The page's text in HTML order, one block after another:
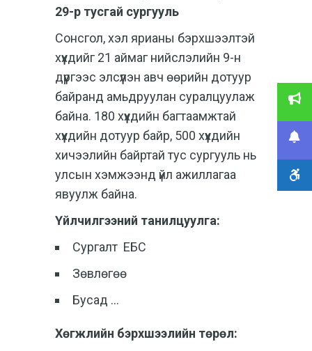
29-р тусгай сургууль
Сонсгол, хэл ярианы бэрхшээлтэй
хүүхдийг 21 аймаг нийслэлийн 9-н
дүүргээс элсүүлэн авч өөрийн дотуур
байранд амьдруулан суралцуулаж
байна. 180 хүүхдийн багтаамжтай
хүүхдийн дотуур байр, 500 хүүхдийн
хичээлийн байртай тус сургууль нь
улсын хэмжээнд үйл ажиллагаа
явуулж байна.
Үйлчилгээний танилцуулга:
Сургалт ЕБС
Зөвлөгөө
Бусад …
Хөгжлийн бэрхшээлийн төрөл: